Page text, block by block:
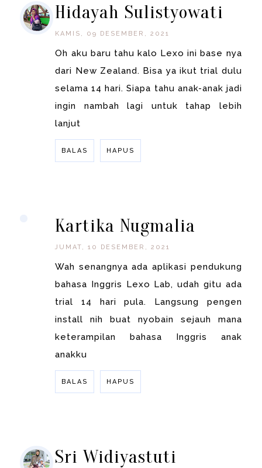
Hidayah Sulistyowati
KAMIS, 09 DESEMBER, 2021
Oh aku baru tahu kalo Lexo ini base nya
dari New Zealand. Bisa ya ikut trial dulu
selama 14 hari. Siapa tahu anak-anak jadi
ingin nambah lagi untuk tahap lebih
lanjut
BALAS HAPUS
Kartika Nugmalia
JUMAT, 10 DESEMBER, 2021
Wah senangnya ada aplikasi pendukung
bahasa Inggris Lexo Lab, udah gitu ada
trial 14 hari pula. Langsung pengen
install nih buat nyobain sejauh mana
keterampilan bahasa Inggris anak
anakku
BALAS HAPUS
Sri Widiyastuti